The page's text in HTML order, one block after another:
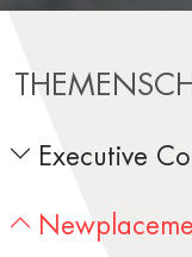
Executive